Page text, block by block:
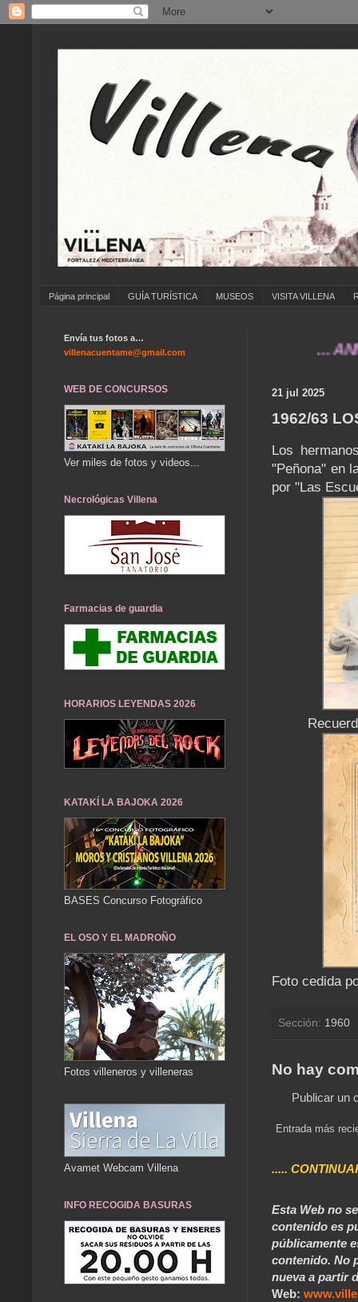
Página principal GUÍA TURÍSTICA MUSEOS VISITA VILLENA
... ANÍMATE
21 jul 2025
1962/63
Los
"Peñona" en
por "Las
Foto cedida
Sección: 1960
No hay
Publicar un
Entrada más
.....
Esta Web no
contenido es
públicamente
contenido. No
nueva a partir
Web:
Envía tus fotos a…
villenacuentame@gmail.com
WEB DE CONCURSOS
Ver miles de fotos y videos...
Necrológicas Villena
Farmacias de guardia
HORARIOS LEYENDAS 2026
KATAKÍ LA BAJOKA 2026
BASES Concurso Fotográfico
EL OSO Y EL MADROÑO
Fotos villeneros y villeneras
Avamet Webcam Villena
INFO RECOGIDA BASURAS